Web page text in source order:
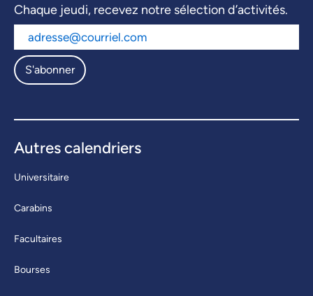
Chaque jeudi, recevez notre sélection d’activités.
S'abonner
Autres calendriers
Universitaire
Carabins
Facultaires
Bourses